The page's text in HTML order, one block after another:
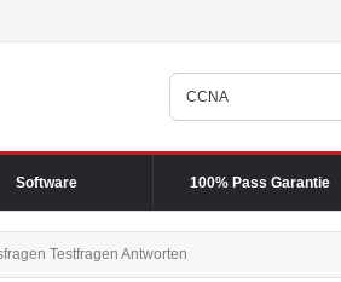
Software 100% Pass Garantie
Testfragen Antworten